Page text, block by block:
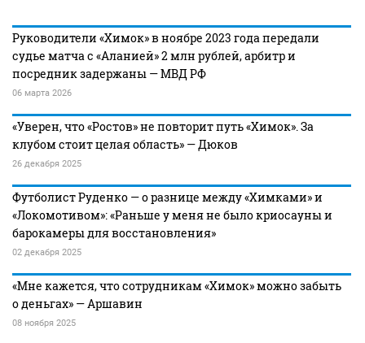
Руководители «Химок» в ноябре 2023 года передали
судье матча с «Аланией» 2 млн рублей, арбитр и
посредник задержаны — МВД РФ
06 марта 2026
«Уверен, что «Ростов» не повторит путь «Химок». За
клубом стоит целая область» — Дюков
26 декабря 2025
Футболист Руденко — о разнице между «Химками» и
«Локомотивом»: «Раньше у меня не было криосауны и
барокамеры для восстановления»
02 декабря 2025
«Мне кажется, что сотрудникам «Химок» можно забыть
о деньгах» — Аршавин
08 ноября 2025